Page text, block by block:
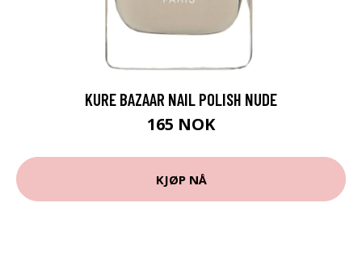
KURE BAZAAR NAIL POLISH NUDE
165 NOK
KJØP NÅ